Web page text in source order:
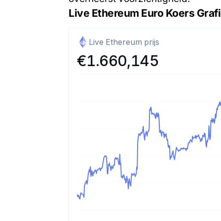
Live Ethereum Euro Koers